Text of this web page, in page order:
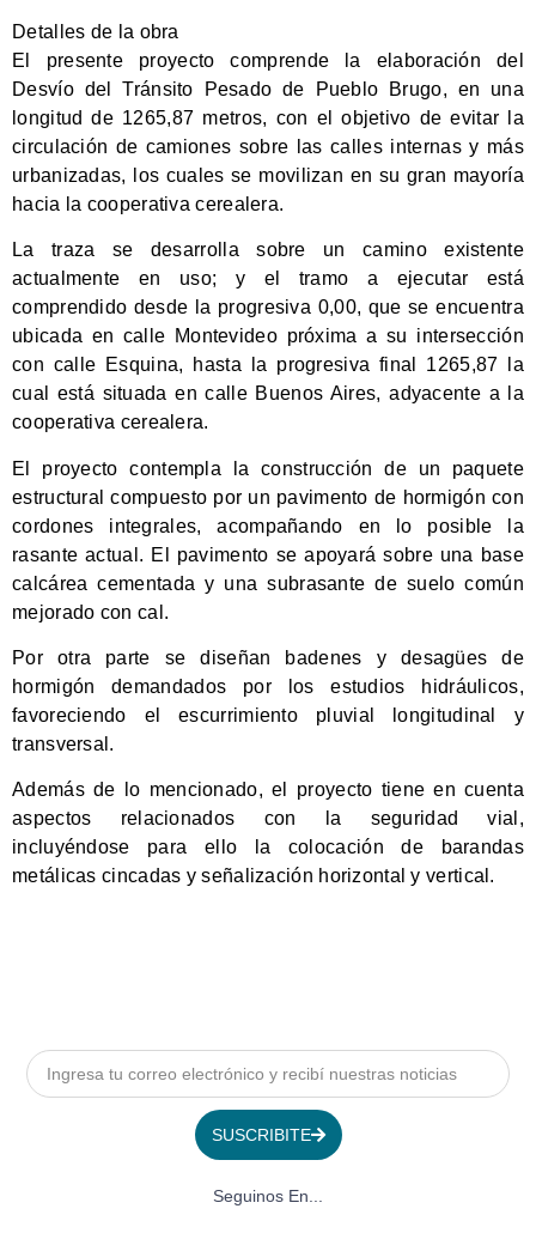
Detalles de la obra
El presente proyecto comprende la elaboración del
Desvío del Tránsito Pesado de Pueblo Brugo, en una
longitud de 1265,87 metros, con el objetivo de evitar la
circulación de camiones sobre las calles internas y más
urbanizadas, los cuales se movilizan en su gran mayoría
hacia la cooperativa cerealera.
La traza se desarrolla sobre un camino existente
actualmente en uso; y el tramo a ejecutar está
comprendido desde la progresiva 0,00, que se encuentra
ubicada en calle Montevideo próxima a su intersección
con calle Esquina, hasta la progresiva final 1265,87 la
cual está situada en calle Buenos Aires, adyacente a la
cooperativa cerealera.
El proyecto contempla la construcción de un paquete
estructural compuesto por un pavimento de hormigón con
cordones integrales, acompañando en lo posible la
rasante actual. El pavimento se apoyará sobre una base
calcárea cementada y una subrasante de suelo común
mejorado con cal.
Por otra parte se diseñan badenes y desagües de
hormigón demandados por los estudios hidráulicos,
favoreciendo el escurrimiento pluvial longitudinal y
transversal.
Además de lo mencionado, el proyecto tiene en cuenta
aspectos relacionados con la seguridad vial,
incluyéndose para ello la colocación de barandas
metálicas cincadas y señalización horizontal y vertical.
SUSCRIBITE
Seguinos En...